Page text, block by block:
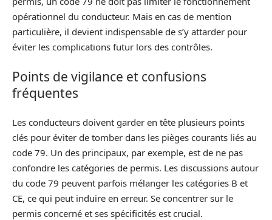
opérationnel du conducteur. Mais en cas de mention
particulière, il devient indispensable de s’y attarder pour
éviter les complications futur lors des contrôles.
Points de vigilance et confusions
fréquentes
Les conducteurs doivent garder en tête plusieurs points
clés pour éviter de tomber dans les pièges courants liés au
code 79. Un des principaux, par exemple, est de ne pas
confondre les catégories de permis. Les discussions autour
du code 79 peuvent parfois mélanger les catégories B et
CE, ce qui peut induire en erreur. Se concentrer sur le
permis concerné et ses spécificités est crucial.